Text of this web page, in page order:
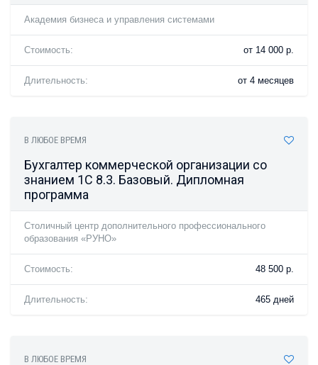
Академия бизнеса и управления системами
Стоимость: от 14 000 р.
Длительность: от 4 месяцев
В ЛЮБОЕ ВРЕМЯ
Бухгалтер коммерческой организации со
знанием 1С 8.3. Базовый. Дипломная
программа
Столичный центр дополнительного профессионального
образования «РУНО»
Стоимость: 48 500 р.
Длительность: 465 дней
В ЛЮБОЕ ВРЕМЯ